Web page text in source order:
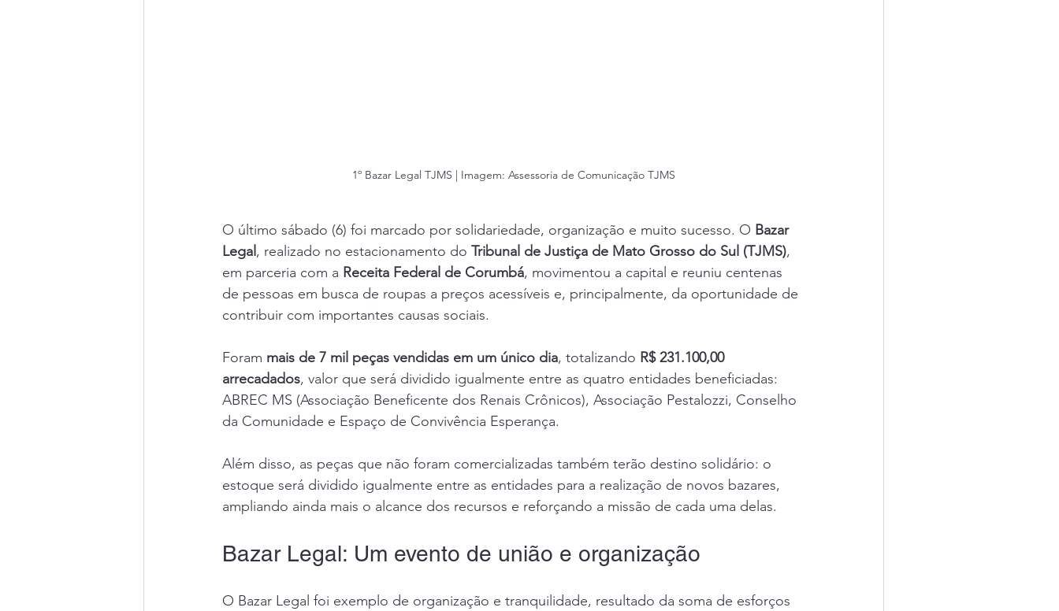
1º Bazar Legal TJMS | Imagem: Assessoria de Comunicação TJMS
O último sábado (6) foi marcado por solidariedade, organização e muito sucesso. O Bazar
Legal , realizado no estacionamento do Tribunal de Justiça de Mato Grosso do Sul (TJMS),
em parceria com a Receita Federal de Corumbá, movimentou a capital e reuniu centenas
de pessoas em busca de roupas a preços acessíveis e, principalmente, da oportunidade de
contribuir com importantes causas sociais.
Foram mais de 7 mil peças vendidas em um único dia, totalizando R$ 231.100,00
arrecadados, valor que será dividido igualmente entre as quatro entidades beneficiadas:
ABREC MS (Associação Beneficente dos Renais Crônicos), Associação Pestalozzi, Conselho
da Comunidade e Espaço de Convivência Esperança.
Além disso, as peças que não foram comercializadas também terão destino solidário: o
estoque será dividido igualmente entre as entidades para a realização de novos bazares,
ampliando ainda mais o alcance dos recursos e reforçando a missão de cada uma delas.
Bazar Legal: Um evento de união e organização
O Bazar Legal foi exemplo de organização e tranquilidade, resultado da soma de esforços